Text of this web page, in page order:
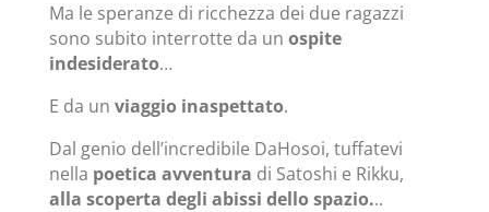
Ma le speranze di ricchezza dei due ragazzi
sono subito interrotte da un ospite
indesiderato…
E da un viaggio inaspettato.
Dal genio dell’incredibile DaHosoi, tuffatevi
nella poetica avventura di Satoshi e Rikku,
alla scoperta degli abissi dello spazio...